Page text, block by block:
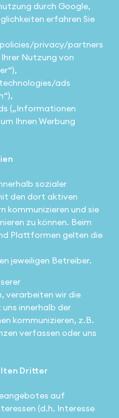
durch Google,
erfahren Sie
privacy/partners
Nutzung von
ads
(„Informationen
Ihnen Werbung
sozialer
den dort aktiven
kommunizieren und sie
zu können. Beim
Plattformen gelten die
jeweiligen Betreiber.
verarbeiten wir die
innerhalb der
kommunizieren, z.B.
verfassen oder uns
Dritter
auf
(d.h. Interesse